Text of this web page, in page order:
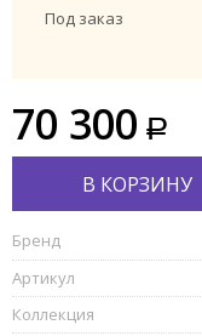
Под заказ
70 300
В КОРЗИНУ
Бренд
Артикул
Коллекция